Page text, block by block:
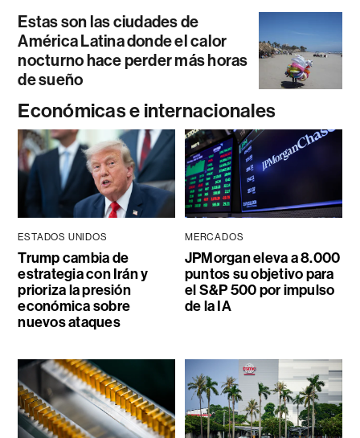
Estas son las ciudades de
América Latina donde el calor
nocturno hace perder más horas
de sueño
Económicas e internacionales
ESTADOS UNIDOS
Trump cambia de
estrategia con Irán y
prioriza la presión
económica sobre
nuevos ataques
MERCADOS
JPMorgan eleva a 8.000
puntos su objetivo para
el S&P 500 por impulso
de la IA